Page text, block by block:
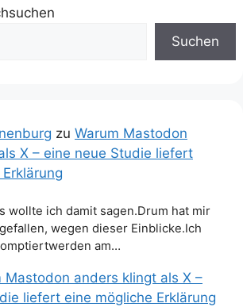
Suchen
zu Warum Mastodon
X – eine neue Studie liefert
wollte ich damit sagen.Drum hat mir
wegen dieser Einblicke.Ich
am…
Mastodon anders klingt als X –
liefert eine mögliche Erklärung